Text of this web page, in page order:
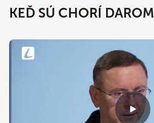
KEĎ SÚ CHORÍ DAROM